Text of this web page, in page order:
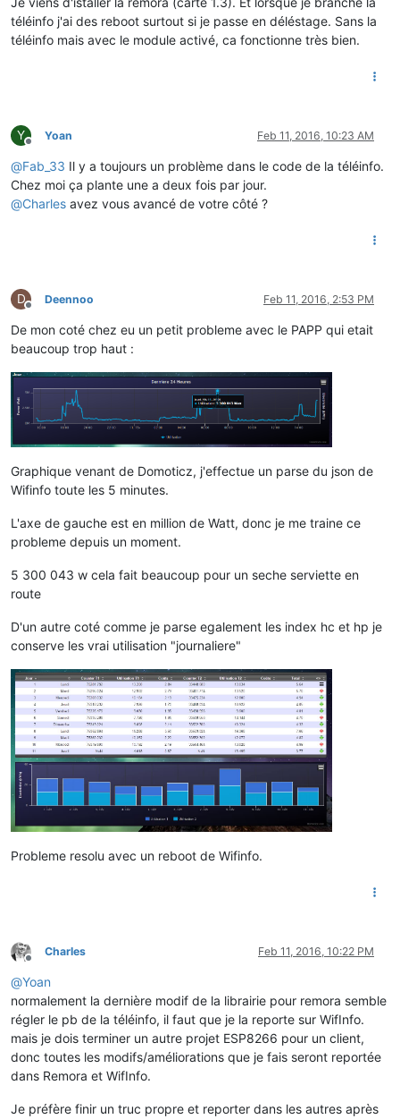
téléinfo j'ai des reboot surtout si je passe en déléstage. Sans la
téléinfo mais avec le module activé, ca fonctionne très bien.
Y
Offline
Yoan Feb 11, 2016, 10:23 AM
@Fab_33 Il y a toujours un problème dans le code de la téléinfo.
Chez moi ça plante une a deux fois par jour.
@Charles avez vous avancé de votre côté ?
D
Offline
Deennoo Feb 11, 2016, 2:53 PM
De mon coté chez eu un petit probleme avec le PAPP qui etait
beaucoup trop haut :
Graphique venant de Domoticz, j'effectue un parse du json de
Wifinfo toute les 5 minutes.
L'axe de gauche est en million de Watt, donc je me traine ce
probleme depuis un moment.
5 300 043 w cela fait beaucoup pour un seche serviette en
route
D'un autre coté comme je parse egalement les index hc et hp je
conserve les vrai utilisation "journaliere"
Probleme resolu avec un reboot de Wifinfo.
Offline
Charles Feb 11, 2016, 10:22 PM
@Yoan
normalement la dernière modif de la librairie pour remora semble
régler le pb de la téléinfo, il faut que je la reporte sur WifInfo.
mais je dois terminer un autre projet ESP8266 pour un client,
donc toutes les modifs/améliorations que je fais seront reportée
dans Remora et WifInfo.
Je préfère finir un truc propre et reporter dans les autres après